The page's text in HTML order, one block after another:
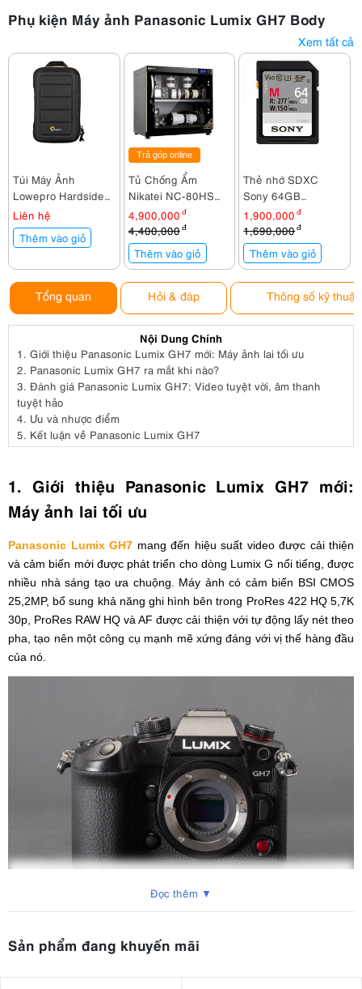
Phụ kiện Máy ảnh Panasonic Lumix GH7 Body
Xem tất cả
Túi Máy Ảnh
Lowepro Hardside
CS 60
Liên hệ
Thêm vào giỏ
Trả góp online
Tủ Chống Ẩm
Nikatei NC-80HS
(80 lít)
4,900,000 đ
4,400,000 đ
Thêm vào giỏ
Thẻ nhớ SDXC
Sony 64GB
277Mb/150Mb/s
(SF-M64/T2)
1,900,000 đ
1,690,000đ
Thêm vào giỏ
Tổng quan Hỏi & đáp Thông số kỹ thuật
Nội Dung Chính
1. Giới thiệu Panasonic Lumix GH7 mới: Máy ảnh lai tối ưu
2. Panasonic Lumix GH7 ra mắt khi nào?
3. Đánh giá Panasonic Lumix GH7: Video tuyệt vời, âm thanh
tuyệt hảo
4. Ưu và nhược điểm
5. Kết luận về Panasonic Lumix GH7
1. Giới thiệu Panasonic Lumix GH7 mới:
Máy ảnh lai tối ưu
Panasonic Lumix GH7 mang đến hiệu suất video được cải thiện
và cảm biến mới được phát triển cho dòng Lumix G nổi tiếng, được
nhiều nhà sáng tạo ưa chuộng. Máy ảnh có cảm biến BSI CMOS
25,2MP, bổ sung khả năng ghi hình bên trong ProRes 422 HQ 5,7K
30p, ProRes RAW HQ và AF được cải thiện với tự động lấy nét theo
pha, tạo nên một công cụ mạnh mẽ xứng đáng với vị thế hàng đầu
của nó.
2. Panasonic Lumix GH7 ra mắt khi nào?
Đọc thêm ▼
Sản phẩm đang khuyến mãi